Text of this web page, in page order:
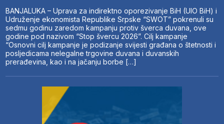
BANJALUKA – Uprava za indirektno oporezivanje BiH (UIO BiH) i
Udruženje ekonomista Republike Srpske “SWOT” pokrenuli su
sedmu godinu zaredom kampanju protiv šverca duvana, ove
godine pod nazivom “Stop švercu 2026”. Cilj kampanje
“Osnovni cilj kampanje je podizanje svijesti građana o štetnosti i
posljedicama nelegalne trgovine duvana i duvanskih
prerađevina, kao i na jačanju borbe […]